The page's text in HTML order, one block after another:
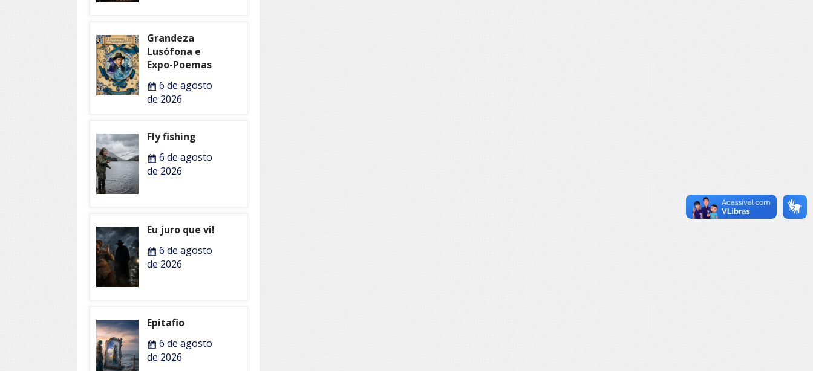
Grandeza
Lusófona e
Expo-Poemas
6 de agosto
de 2026
Fly fishing
6 de agosto
de 2026
Eu juro que vi!
6 de agosto
de 2026
Epitafio
6 de agosto
de 2026